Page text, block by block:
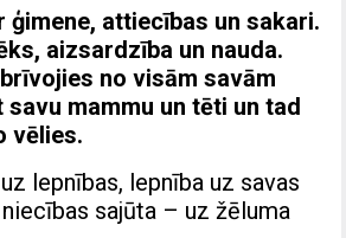
ģimene, attiecības un sakari.
aizsardzība un nauda.
no visām savām
mammu un tēti un tad
vēlies.
lepnības, lepnība uz savas
sajūta – uz žēluma